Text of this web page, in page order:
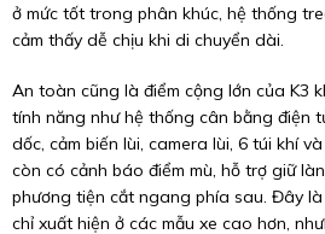
ở mức tốt trong phân khúc, hệ thống
cảm thấy dễ chịu khi di chuyển dài.
An toàn cũng là điểm cộng lớn của K3
tính năng như hệ thống cân bằng điện
dốc, cảm biến lùi, camera lùi, 6 túi khí
còn có cảnh báo điểm mù, hỗ trợ giữ
phương tiện cắt ngang phía sau. Đây
chỉ xuất hiện ở các mẫu xe cao hơn,